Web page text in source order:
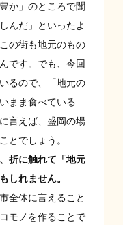
か」のところで聞
んだ」といったよ
の街も地元のもの
です。でも、今回
るので、「地元の
まま食べている
言えば、盛岡の場
とでしょう。
折に触れて「地元
しれません。
全体に言えること
モノを作ることで